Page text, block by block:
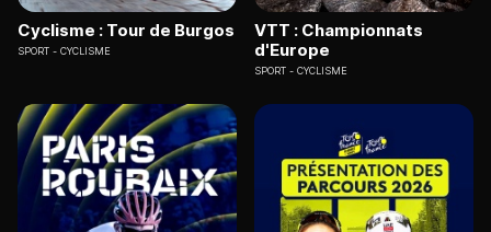
Cyclisme : Tour de Burgos
SPORT CYCLISME
VTT : Championnats
d'Europe
SPORT CYCLISME